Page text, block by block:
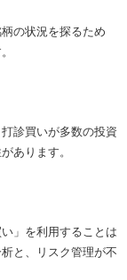
の状況を探るため
診買いが多数の投資
あります。
」を利用することは
と、リスク管理が不